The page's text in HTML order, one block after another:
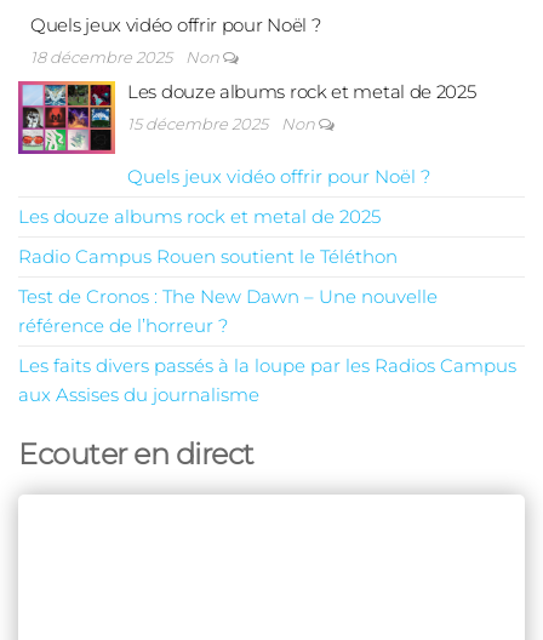
Quels jeux vidéo offrir pour Noël ?
18 décembre 2025 Non
Les douze albums rock et metal de 2025
15 décembre 2025 Non
Quels jeux vidéo offrir pour Noël ?
Les douze albums rock et metal de 2025
Radio Campus Rouen soutient le Téléthon
Test de Cronos : The New Dawn – Une nouvelle
référence de l’horreur ?
Les faits divers passés à la loupe par les Radios Campus
aux Assises du journalisme
Ecouter en direct